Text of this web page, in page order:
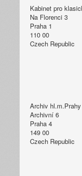
Kabinet pro
Na Florenci 3
Praha 1
110 00
Czech Republic
Archiv
Archivní 6
Praha 4
149 00
Czech Republic